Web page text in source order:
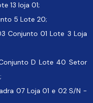
13 loja 01;
5 Lote 20;
Conjunto 01 Lote 3 Loja
D Lote 40 Setor
07 Loja 01 e 02 S/N -